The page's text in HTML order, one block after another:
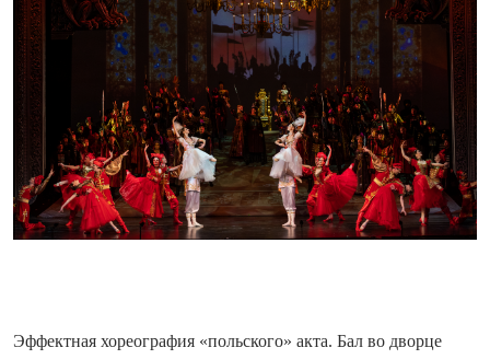
Эффектная хореография «польского» акта. Бал во дворце